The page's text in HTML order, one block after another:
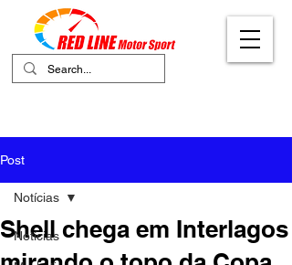
Post
Notícias
Notícias
Shell chega em Interlagos